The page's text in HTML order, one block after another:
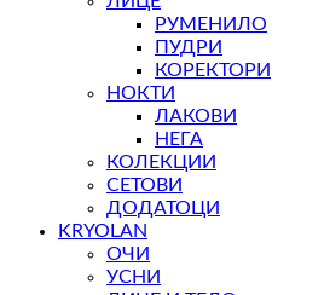
РУМЕНИЛО
ПУДРИ
КОРЕКТОРИ
НОКТИ
ЛАКОВИ
НЕГА
КОЛЕКЦИИ
СЕТОВИ
ДОДАТОЦИ
KRYOLAN
ОЧИ
УСНИ